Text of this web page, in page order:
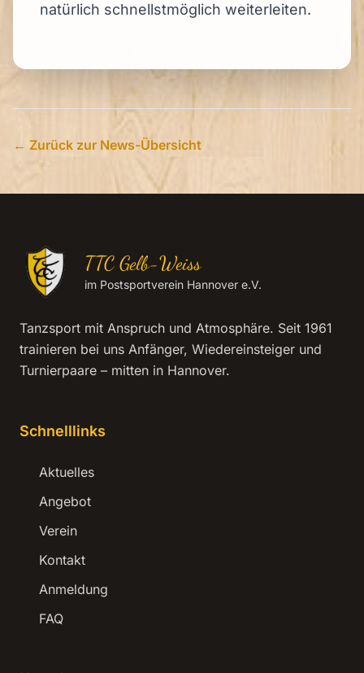
natürlich schnellstmöglich weiterleiten.
← Zurück zur News-Übersicht
TTC Gelb-Weiss
im Postsportverein Hannover e.V.
Tanzsport mit Anspruch und Atmosphäre. Seit 1961
trainieren bei uns Anfänger, Wiedereinsteiger und
Turnierpaare – mitten in Hannover.
Schnelllinks
Aktuelles
Angebot
Verein
Kontakt
Anmeldung
FAQ